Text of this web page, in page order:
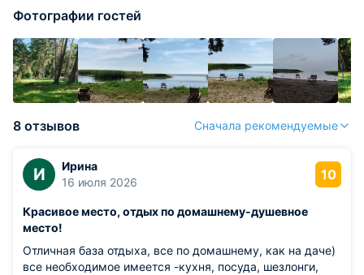
Фотографии гостей
8 отзывов Сначала рекомендуемые
И
Ирина
16 июля 2026
10
Красивое место, отдых по домашнему-душевное
место!
Отличная база отдыха, все по домашнему, как на даче)
все необходимое имеется -кухня, посуда, шезлонги,